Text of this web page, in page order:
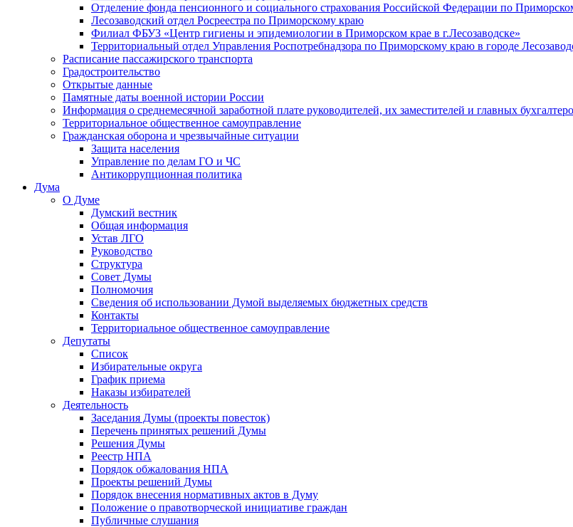
Отделение фонда пенсионного и социального страхования Российской Федерации по
Лесозаводский отдел Росреестра по Приморскому краю
Филиал ФБУЗ «Центр гигиены и эпидемиологии в Приморском крае в г.Лесозаводске»
Территориальный отдел Управления Роспотребнадзора по Приморскому краю в городе
Расписание пассажирского транспорта
Градостроительство
Открытые данные
Памятные даты военной истории России
Информация о среднемесячной заработной плате руководителей, их заместителей и главных
Территориальное общественное самоуправление
Гражданская оборона и чрезвычайные ситуации
Защита населения
Управление по делам ГО и ЧС
Антикоррупционная политика
Дума
О Думе
Думский вестник
Общая информация
Устав ЛГО
Руководство
Структура
Совет Думы
Полномочия
Сведения об использовании Думой выделяемых бюджетных средств
Контакты
Территориальное общественное самоуправление
Депутаты
Список
Избирательные округа
График приема
Наказы избирателей
Деятельность
Заседания Думы (проекты повесток)
Перечень принятых решений Думы
Решения Думы
Реестр НПА
Порядок обжалования НПА
Проекты решений Думы
Порядок внесения нормативных актов в Думу
Положение о правотворческой инициативе граждан
Публичные слушания